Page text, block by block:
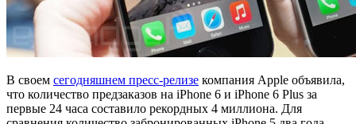
В своем сегодняшнем пресс-релизе компания Apple объявила,
что количество предзаказов на iPhone 6 и iPhone 6 Plus за
первые 24 часа составило рекордных 4 миллиона. Для